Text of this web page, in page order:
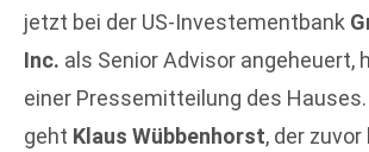
jetzt bei der US-Investementbank
Inc. als Senior Advisor angeheuert,
einer Pressemitteilung des Hauses.
geht Klaus Wübbenhorst, der zuvor